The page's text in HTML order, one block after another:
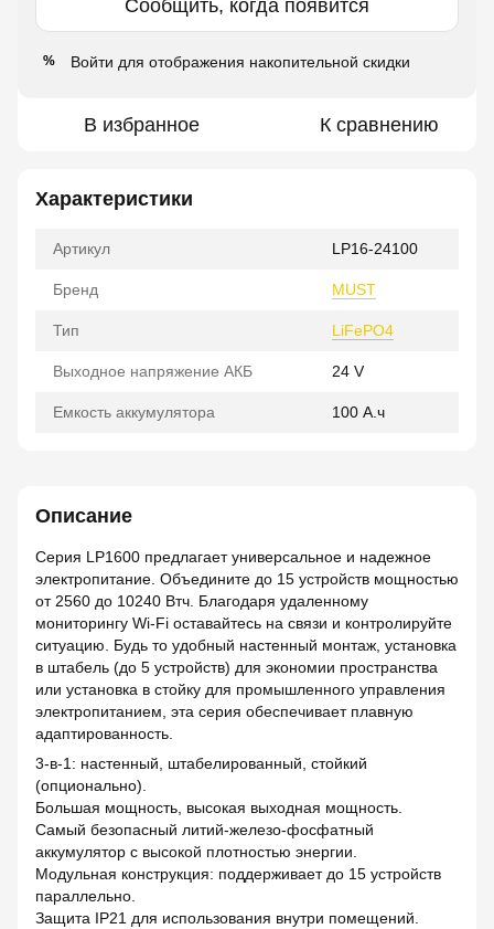
Сообщить, когда появится
% Войти для отображения накопительной скидки
В избранное К сравнению
Характеристики
Артикул LP16-24100
Бренд MUST
Тип LiFePO4
Выходное напряжение АКБ 24 V
Емкость аккумулятора 100 А.ч
Описание
Серия LP1600 предлагает универсальное и надежное
электропитание. Объедините до 15 устройств мощностью
от 2560 до 10240 Втч. Благодаря удаленному
мониторингу Wi-Fi оставайтесь на связи и контролируйте
ситуацию. Будь то удобный настенный монтаж, установка
в штабель (до 5 устройств) для экономии пространства
или установка в стойку для промышленного управления
электропитанием, эта серия обеспечивает плавную
адаптированность.
3-в-1: настенный, штабелированный, стойкий
(опционально).
Большая мощность, высокая выходная мощность.
Самый безопасный литий-железо-фосфатный
аккумулятор с высокой плотностью энергии.
Модульная конструкция: поддерживает до 15 устройств
параллельно.
Защита IP21 для использования внутри помещений.